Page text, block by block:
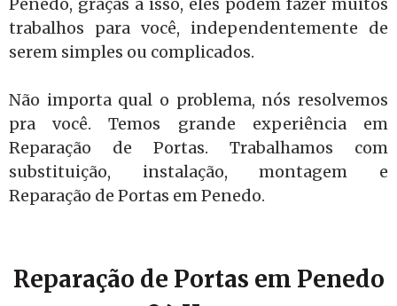
trabalhos para você, independentemente de
serem simples ou complicados.
Não importa qual o problema, nós resolvemos
pra você. Temos grande experiência em
Reparação de Portas. Trabalhamos com
substituição, instalação, montagem e
Reparação de Portas em Penedo.
Reparação de Portas em Penedo